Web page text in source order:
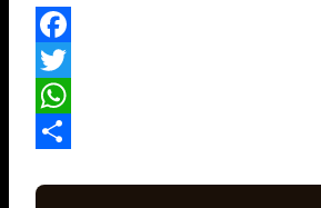
Facebook
Twitter
WhatsApp